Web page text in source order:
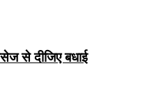
से दीजिए बधाई